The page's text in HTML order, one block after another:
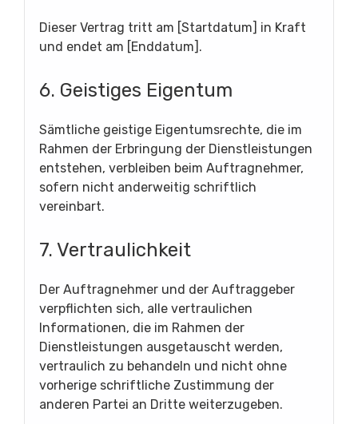
Dieser Vertrag tritt am [Startdatum] in Kraft
und endet am [Enddatum].
6. Geistiges Eigentum
Sämtliche geistige Eigentumsrechte, die im
Rahmen der Erbringung der Dienstleistungen
entstehen, verbleiben beim Auftragnehmer,
sofern nicht anderweitig schriftlich
vereinbart.
7. Vertraulichkeit
Der Auftragnehmer und der Auftraggeber
verpflichten sich, alle vertraulichen
Informationen, die im Rahmen der
Dienstleistungen ausgetauscht werden,
vertraulich zu behandeln und nicht ohne
vorherige schriftliche Zustimmung der
anderen Partei an Dritte weiterzugeben.